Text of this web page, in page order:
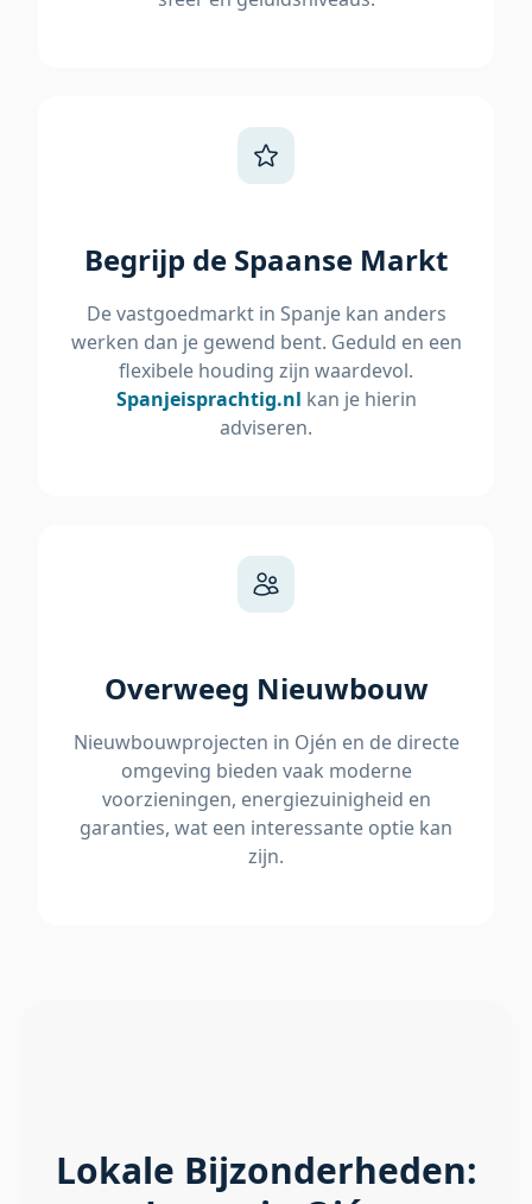
Begrijp de Spaanse Markt
De vastgoedmarkt in Spanje kan anders
werken dan je gewend bent. Geduld en een
flexibele houding zijn waardevol.
Spanjeisprachtig.nl kan je hierin
adviseren.
Overweeg Nieuwbouw
Nieuwbouwprojecten in Ojén en de directe
omgeving bieden vaak moderne
voorzieningen, energiezuinigheid en
garanties, wat een interessante optie kan
zijn.
Lokale Bijzonderheden: